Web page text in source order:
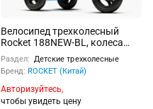
Велосипед трехколесный
Rocket 188NEW-BL, колеса
EVA 10"/8", цвет голубой
Раздел: Детские трехколесные
Бренд: ROCKET (Китай)
Авторизуйтесь,
чтобы увидеть цену